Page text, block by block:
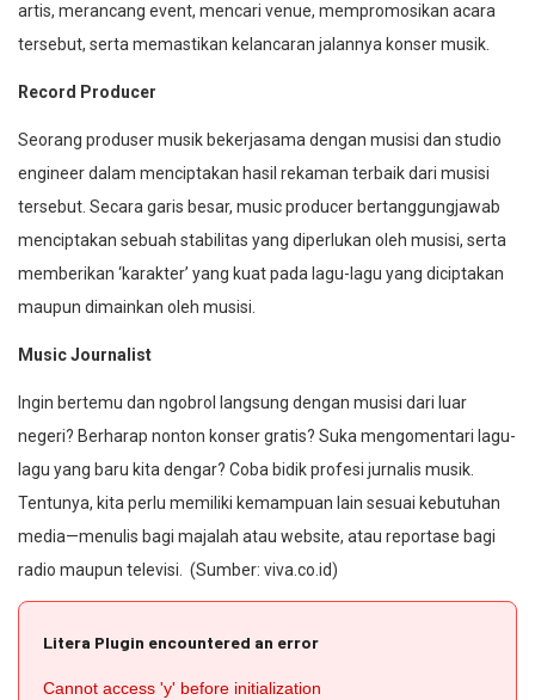
artis, merancang event, mencari venue, mempromosikan acara
tersebut, serta memastikan kelancaran jalannya konser musik.
Record Producer
Seorang produser musik bekerjasama dengan musisi dan studio
engineer dalam menciptakan hasil rekaman terbaik dari musisi
tersebut. Secara garis besar, music producer bertanggungjawab
menciptakan sebuah stabilitas yang diperlukan oleh musisi, serta
memberikan ‘karakter’ yang kuat pada lagu-lagu yang diciptakan
maupun dimainkan oleh musisi.
Music Journalist
Ingin bertemu dan ngobrol langsung dengan musisi dari luar
negeri? Berharap nonton konser gratis? Suka mengomentari lagu-
lagu yang baru kita dengar? Coba bidik profesi jurnalis musik.
Tentunya, kita perlu memiliki kemampuan lain sesuai kebutuhan
media—menulis bagi majalah atau website, atau reportase bagi
radio maupun televisi. (Sumber: viva.co.id)
Litera Plugin encountered an error
Cannot access 'y' before initialization